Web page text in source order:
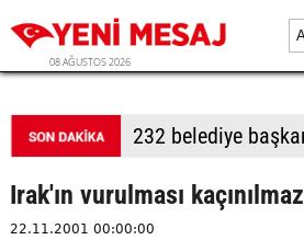
08 AĞUSTOS 2026
Irak'ın vurulması kaçınılmaz
22.11.2001 00:00:00